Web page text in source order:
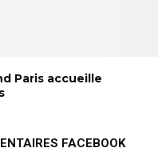
Paris accueille
FACEBOOK